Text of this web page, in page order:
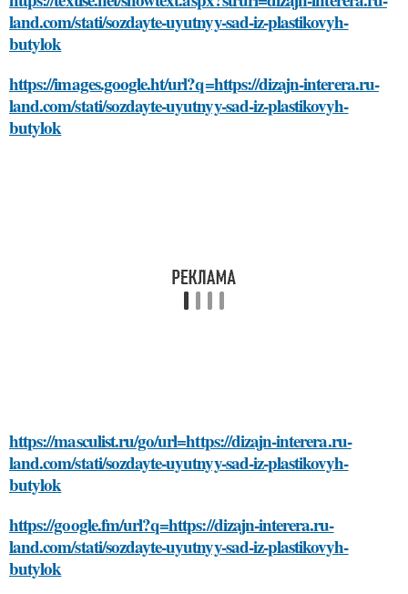
land.com/stati/sozdayte-uyutnyy-sad-iz-plastikovyh-
butylok
https://images.google.ht/url?q=https://dizajn-interera.ru-
land.com/stati/sozdayte-uyutnyy-sad-iz-plastikovyh-
butylok
https://masculist.ru/go/url=https://dizajn-interera.ru-
land.com/stati/sozdayte-uyutnyy-sad-iz-plastikovyh-
butylok
https://google.fm/url?q=https://dizajn-interera.ru-
land.com/stati/sozdayte-uyutnyy-sad-iz-plastikovyh-
butylok